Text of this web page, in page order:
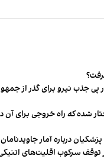
پی جذب نیرو برای گذر از
شده که راه خروجی برای
درباره آمار
سرکوب اقلیت‌های